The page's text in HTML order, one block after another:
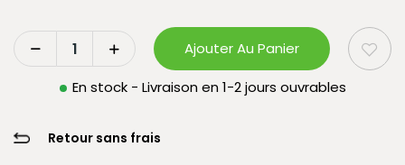
Ajouter Au Panier
En stock - Livraison en 1-2 jours ouvrables
Retour sans frais